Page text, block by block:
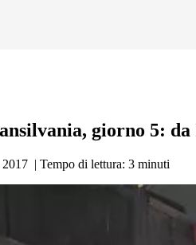
giorno 5: da
| Tempo di lettura: 3 minuti